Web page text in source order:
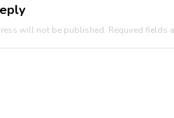
will not be published. Required fields